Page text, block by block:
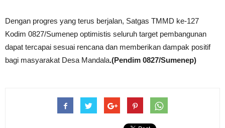
Dengan progres yang terus berjalan, Satgas TMMD ke-127
Kodim 0827/Sumenep optimistis seluruh target pembangunan
dapat tercapai sesuai rencana dan memberikan dampak positif
bagi masyarakat Desa Mandala.(Pendim 0827/Sumenep)